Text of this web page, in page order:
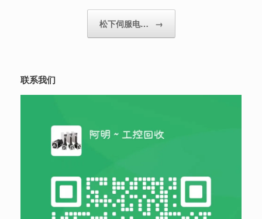
松下伺服电… →
联系我们